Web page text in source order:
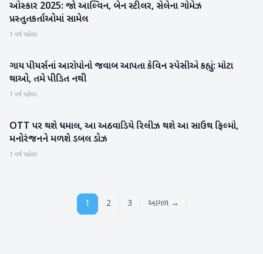
મનોરંજન
ઓસ્કાર 2025: જો આલ્વિન, બેન સ્ટીલર, સેલેના ગોમેઝ
પ્રસ્તુતકર્તાઓમાં સામેલ
1 વર્ષ પહેલા
મનોરંજન
ગાય પીયર્સનાં આરોપોનો જવાબ આપતા કેવિન સ્પેસીએ કહ્યું: મોટા
થાઓ, તમે પીડિત નથી
1 વર્ષ પહેલા
મનોરંજન
OTT પર થશે ધમાલ, આ અઠવાડિયે રિલીઝ થશે આ સાઉથ ફિલ્મો,
મનોરંજનને મળશે ડબલ ડોઝ
1 વર્ષ પહેલા
1 2 3 આગળ →